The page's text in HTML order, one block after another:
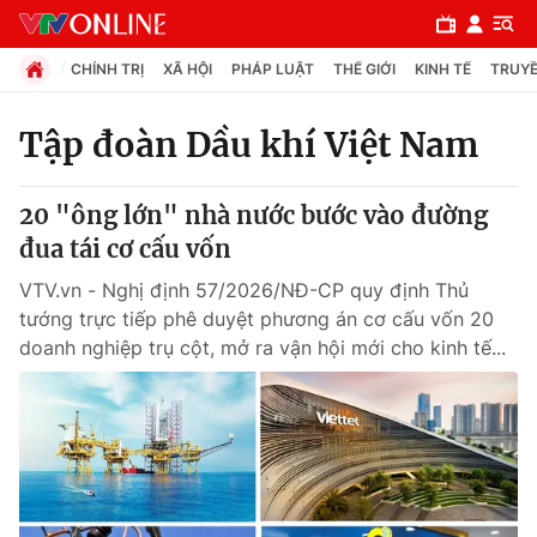
Chuyên mục
Chính trị
Xã hội
Pháp luật
Y tế
Thế giới
CHÍNH TRỊ XÃ HỘI PHÁP LUẬT THẾ GIỚI KINH TẾ
Tập đoàn Dầu khí Việt Nam
20 "ông lớn" nhà nước bước vào đường
đua tái cơ cấu vốn
VTV.vn - Nghị định 57/2026/NĐ-CP quy định Thủ
tướng trực tiếp phê duyệt phương án cơ cấu vốn 20
doanh nghiệp trụ cột, mở ra vận hội mới cho kinh tế...